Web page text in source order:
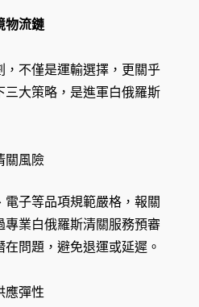
物流鏈
，不僅是運輸選擇，更關乎
三大策略，是進軍白俄羅斯
關風險
子等品項規範嚴格，報關
業白俄羅斯清關服務預審
問題，避免退運或延遲。
應彈性